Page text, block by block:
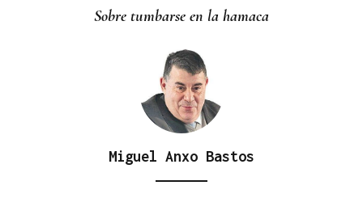
Sobre tumbarse en la hamaca
Miguel Anxo Bastos